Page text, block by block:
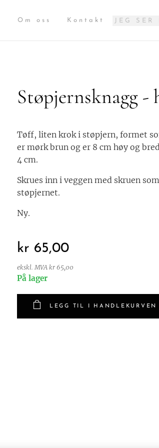
Om oss Kontakt
Støpjernsknagg -
Tøff, liten krok i støpjern, formet
er mørk brun og er 8 cm høy og
4 cm.
Skrues inn i veggen med skruen
støpjernet.
Ny.
kr 65,00
ekskl. MVA kr 65,00
På lager
LEGG TIL I HANDLEKURVEN